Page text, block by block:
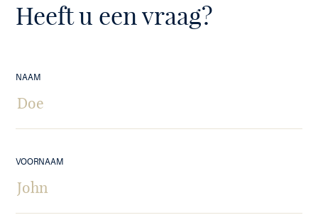
Heeft u een vraag?
NAAM
VOORNAAM